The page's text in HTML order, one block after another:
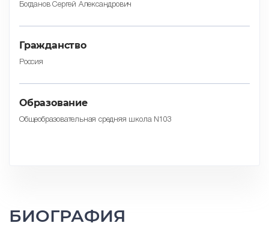
Богданов Сергей Александрович
Гражданство
Россия
Образование
Общеобразовательная средняя школа N103
БИОГРАФИЯ